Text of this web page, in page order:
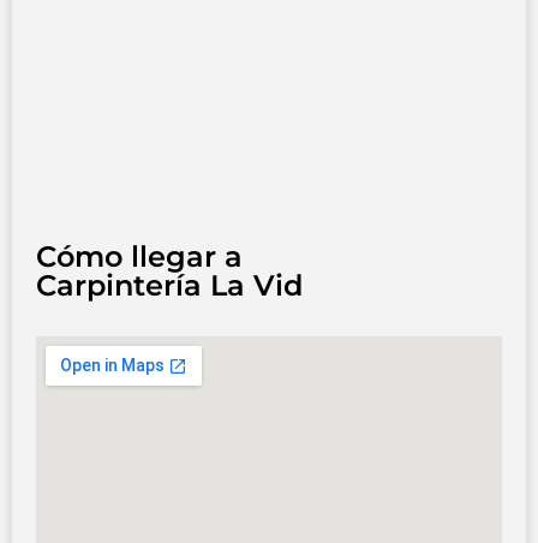
Cómo llegar a
Carpintería La Vid